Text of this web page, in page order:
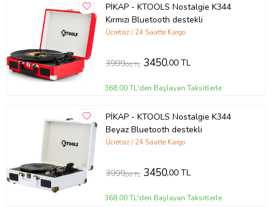
RCA hoparlör bağlantı çıkışı üzerinden harici hoparlör ve ses
sistemine bağlanabilme
Aux-ın ses girişi üzerinden tablet, telefon gibi cihazları aux kablosu
ile bağlayarak çalan müziği pikap hoparlörlerinden dinleyebilme
3.5 mm kulaklık çıkış jakı hafıza Kartınızı Doğrudan Pikapa
Bağlayarak Müziklerinizi Oynatabilirsiniz.
Ürün Kodu:kcm84241740
PİKAP - KTOOLS Nostalgie K344
Kırmızı Bluetooth destekli
Ücretsiz / 24 Saatte Kargo
3999,00 TL 3450,00 TL
368,00 TL'den Başlayan Taksitlerle
PİKAP - KTOOLS Nostalgie K344
Beyaz Bluetooth destekli
Ücretsiz / 24 Saatte Kargo
3999,00 TL 3450,00 TL
368,00 TL'den Başlayan Taksitlerle